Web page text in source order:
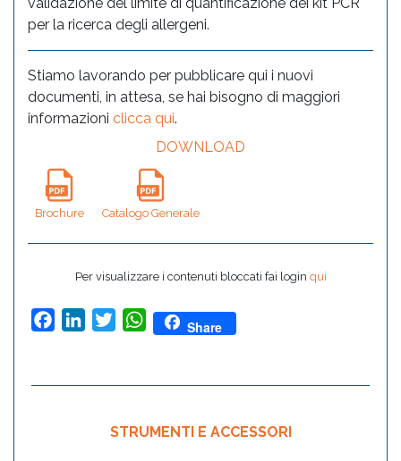
per la ricerca degli allergeni.
Stiamo lavorando per pubblicare qui i nuovi
documenti, in attesa, se hai bisogno di maggiori
informazioni clicca qui.
DOWNLOAD
Brochure Catalogo Generale
Per visualizzare i contenuti bloccati fai login qui
FacebookLinkedInTwitterWhatsApp
Share
STRUMENTI E ACCESSORI